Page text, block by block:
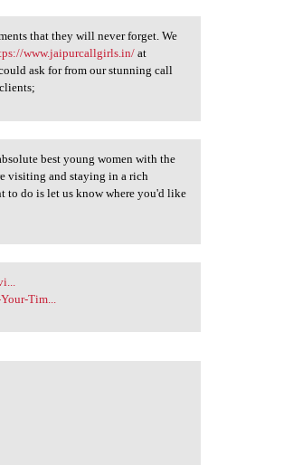
that they will never forget. We
www.jaipurcallgirls.in/ at
ask for from our stunning call
best young women with the
visiting and staying in a rich
to do is let us know where you'd like
Tim...